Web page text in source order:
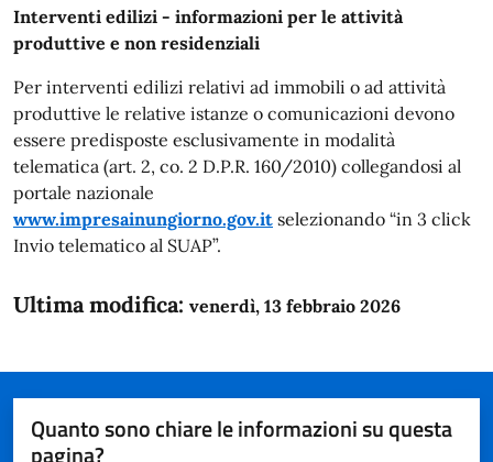
Interventi edilizi - informazioni per le attività
produttive e non residenziali
Per interventi edilizi relativi ad immobili o ad attività
produttive le relative istanze o comunicazioni devono
essere predisposte esclusivamente in modalità
telematica (art. 2, co. 2 D.P.R. 160/2010) collegandosi al
portale nazionale
www.impresainungiorno.gov.it selezionando “in 3 click
Invio telematico al SUAP”.
Ultima modifica: venerdì, 13 febbraio 2026
Quanto sono chiare le informazioni su questa
pagina?